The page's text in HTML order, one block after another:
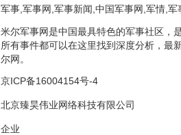
军事,军事网,军事新闻,中国军事网,军情,
米尔军事网是中国最具特色的军事社区，
所有事件都可以在这里找到深度分析，最
尔网。
京ICP备16004154号-4
北京臻昊伟业网络科技有限公司
企业